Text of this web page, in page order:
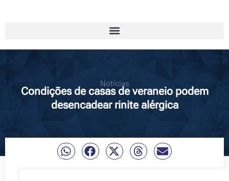
Notícias
Condições de casas de veraneio podem
desencadear rinite alérgica